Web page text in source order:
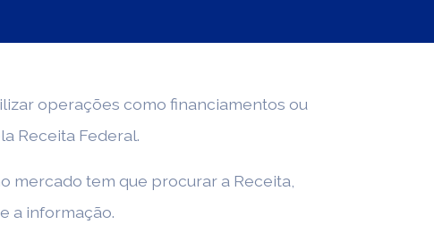
operações como financiamentos ou
Receita Federal.
mercado tem que procurar a Receita,
a informação.